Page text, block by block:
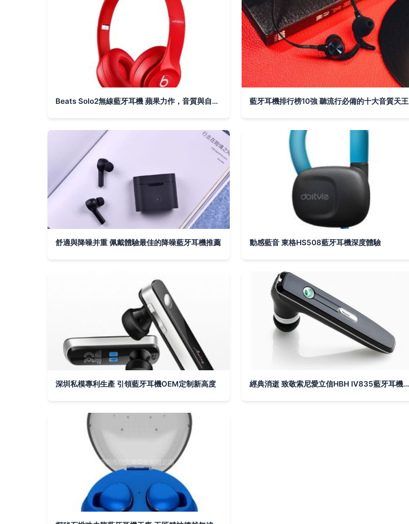
Beats Solo2無線藍牙耳機 蘋果力作，音質與自由的全新定義 藍牙耳機排行榜10強 聽流行必備的十大音質天王
舒適與降噪并重 佩戴體驗最佳的降噪藍牙耳機推薦 動感藍音 東格HS508藍牙耳機深度體驗
深圳私模專利生產 引領藍牙耳機OEM定制新高度 經典消逝 致敬索尼愛立信HBH IV835藍牙耳機的最后一次出場